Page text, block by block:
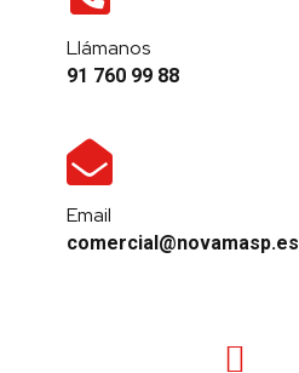
Llámanos
91 760 99 88
Email
comercial@novamasp.es